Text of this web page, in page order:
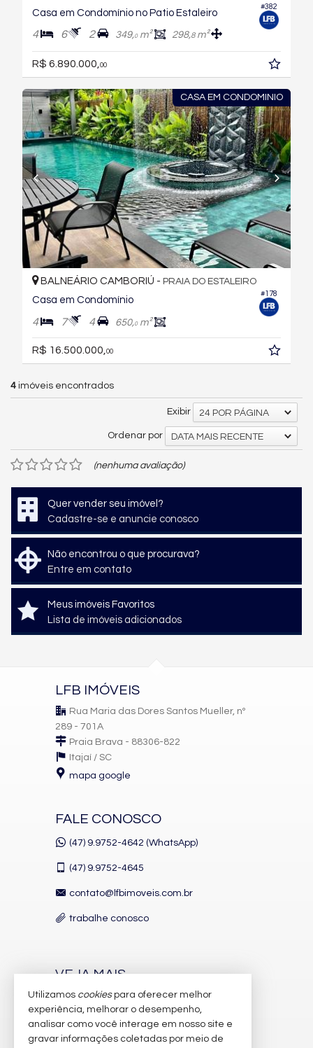
#382
Casa em Condomínio no Patio Estaleiro
4 6 2 349,0m² 298,8m²
R$ 6.890.000, 00
CASA EM CONDOMINIO
#178
BALNEÁRIO CAMBORIÚ - PRAIA DO ESTALEIRO
Casa em Condomínio
4 7 4 650,0m²
R$ 16.500.000,00
4 imóveis encontrados
Exibir 24 POR PÁGINA
Ordenar por DATA MAIS RECENTE
(nenhuma avaliação)
Quer vender seu imóvel?
Cadastre-se e anuncie conosco
Não encontrou o que procurava?
Entre em contato
Meus imóveis Favoritos
Lista de imóveis adicionados
LFB IMÓVEIS
Rua Maria das Dores Santos Mueller, nº
289 - 701A
Praia Brava - 88306-822
Itajaí / SC
mapa google
FALE CONOSCO
(47) 9.9752-4642 (WhatsApp)
(47) 9.9752-4645
contato@lfbimoveis.com.br
trabalhe conosco
VEJA MAIS
receba nosso newsletter
indicadores financeiros
Utilizamos cookiespara oferecer melhor
experiência, melhorar o desempenho,
analisar como você interage em nosso site e
gravar informações coletadas por meio de